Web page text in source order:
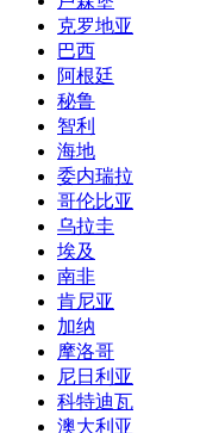
克罗地亚
巴西
阿根廷
秘鲁
智利
海地
委内瑞拉
哥伦比亚
乌拉圭
埃及
南非
肯尼亚
加纳
摩洛哥
尼日利亚
科特迪瓦
澳大利亚